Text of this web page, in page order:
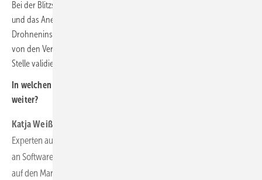
Bei der Blitzschutzmessung wurde durch die Arbeitsrichtlinie 2021
und das Anerkennen alternativer Prüfverfahren die
Drohneninspektion bereits akzeptiert. Wir haben also Ergebnisse die
von den Versicherern anerkannt werden und von der akkreditierten
Stelle validiert und verifiziert worden sind.
In welchen Unternehmensbereichen entwickeln Sie sich aktuell
weiter?
Katja Weißbach:
Experten aus aller Welt und haben ein großes internationales Team
an Software- und Hardware-Entwicklern, um innovative Produkte
auf den Markt zu bringen. Aktuell befindet sich ein eigenes Testfeld